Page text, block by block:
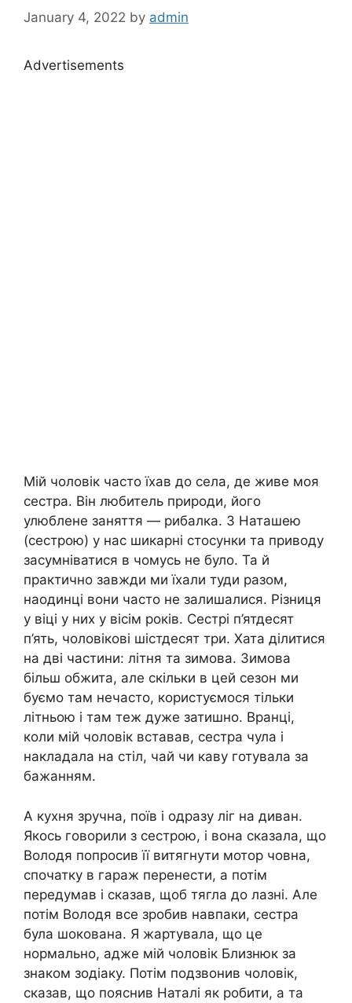
January 4, 2022 by admin
Advertisements
Мій чоловік часто їхав до села, де живе моя
сестра. Він любитель природи, його
улюблене заняття — рибалка. З Наташею
(сестрою) у нас шикарні стосунки та приводу
засумніватися в чомусь не було. Та й
практично завжди ми їхали туди разом,
наодинці вони часто не залишалися. Різниця
у віці у них у вісім років. Сестрі п’ятдесят
п’ять, чоловікові шістдесят три. Хата ділитися
на дві частини: літня та зимова. Зимова
більш обжита, але скільки в цей сезон ми
буємо там нечасто, користуємося тільки
літньою і там теж дуже затишно. Вранці,
коли мій чоловік вставав, сестра чула і
накладала на стіл, чай чи каву готувала за
бажанням.
А кухня зручна, поїв і одразу ліг на диван.
Якось говорили з сестрою, і вона сказала, що
Володя попросив її витягнути мотор човна,
спочатку в гараж перенести, а потім
передумав і сказав, щоб тягла до лазні. Але
потім Володя все зробив навпаки, сестра
була шокована. Я жартувала, що це
нормально, адже мій чоловік Близнюк за
знаком зодіаку. Потім подзвонив чоловік,
сказав, що пояснив Наталі як робити, а та